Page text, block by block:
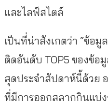
และไลฟ์สไตล์
เป็นที่น่าสังเกตว่า “ข้อมู
ติดอันดับ TOP5 ของข้อ
สุดประจำสัปดาห์นี้ด้วย อ
ที่มีการออกสลากกินแบ่ง